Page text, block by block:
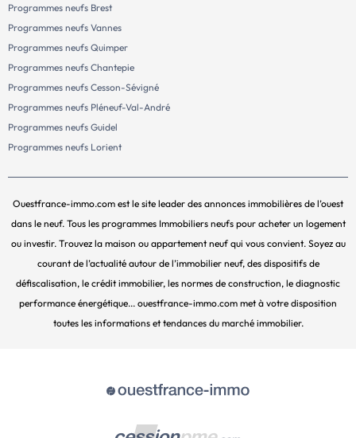
Programmes neufs Brest
Programmes neufs Vannes
Programmes neufs Quimper
Programmes neufs Chantepie
Programmes neufs Cesson-Sévigné
Programmes neufs Pléneuf-Val-André
Programmes neufs Guidel
Programmes neufs Lorient
Ouestfrance-immo.com est le site leader des annonces immobilières de l’ouest
dans le neuf. Tous les programmes Immobiliers neufs pour acheter un logement
ou investir. Trouvez la maison ou appartement neuf qui vous convient. Soyez au
courant de l’actualité autour de l’immobilier neuf, des dispositifs de
défiscalisation, le crédit immobilier, les normes de construction, le diagnostic
performance énergétique... ouestfrance-immo.com met à votre disposition
toutes les informations et tendances du marché immobilier.